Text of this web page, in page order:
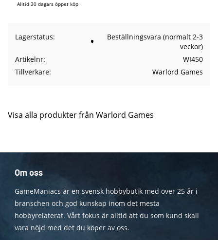
Alltid 30 dagars öppet köp
Lagerstatus
Beställningsvara (normalt 2-3
veckor)
Artikelnr
WI450
Tillverkare
Warlord Games
Visa alla produkter från Warlord Games
Om oss
GameManiacs är en svensk hobbybutik med över 25 år i
branschen och god kunskap inom det mesta
hobbyrelaterat. Vårt fokus är alltid att du som kund skall
vara nöjd med det du köper av oss.